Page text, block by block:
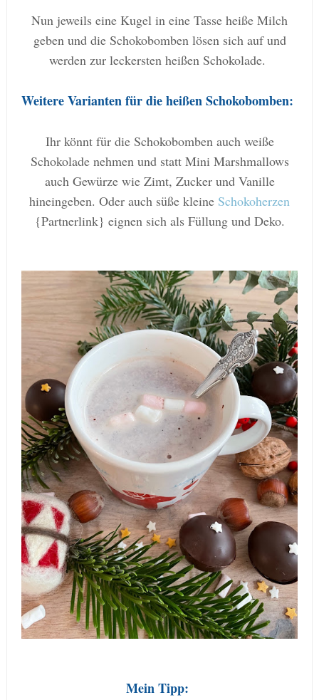
Nun jeweils eine Kugel in eine Tasse heiße Milch
geben und die Schokobomben lösen sich auf und
werden zur leckersten heißen Schokolade.
Weitere Varianten für die heißen Schokobomben:
Ihr könnt für die Schokobomben auch weiße
Schokolade nehmen und statt Mini Marshmallows
auch Gewürze wie Zimt, Zucker und Vanille
hineingeben. Oder auch süße kleine Schokoherzen
{Partnerlink} eignen sich als Füllung und Deko.
Mein Tipp: